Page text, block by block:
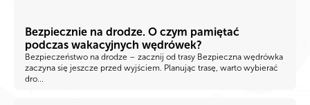
Bezpiecznie na drodze. O czym pamiętać
podczas wakacyjnych wędrówek?
Bezpieczeństwo na drodze – zacznij od trasy Bezpieczna wędrówka
zaczyna się jeszcze przed wyjściem. Planując trasę, warto wybierać
dro...